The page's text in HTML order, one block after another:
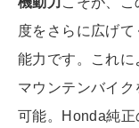
度をさらに広げ
能力です。これに
マウンテンバイ
可能。Honda純